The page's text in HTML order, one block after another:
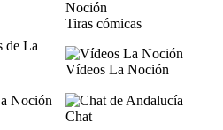
Tiras cómicas
Vídeos La Noción
Chat